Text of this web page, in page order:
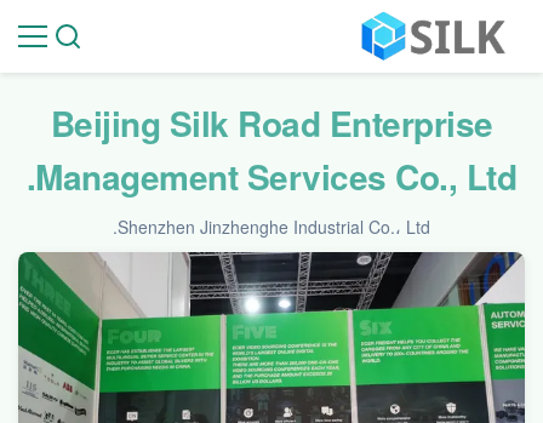
Beijing Silk Road Enterprise
Management Services Co., Ltd.
Shenzhen Jinzhenghe Industrial Co.، Ltd.